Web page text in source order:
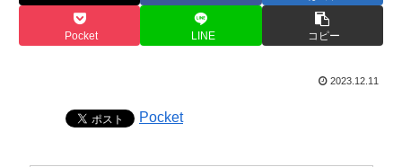
Pocket LINE コピー
2023.12.11
Pocket